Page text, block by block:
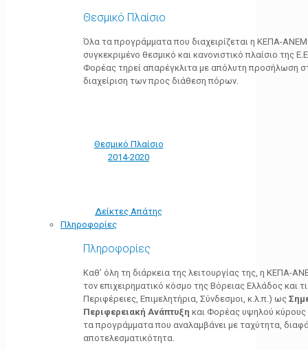
Θεσμικό Πλαίσιο
Όλα τα προγράμματα που διαχειρίζεται η ΚΕΠΑ-
συγκεκριμένο θεσμικό και κανονιστικό πλαίσιο της
Φορέας τηρεί απαρέγκλιτα με απόλυτη προσήλωση
διαχείριση των προς διάθεση πόρων.
Θεσμικό Πλαίσιο
2014-2020
Δείκτες Απάτης
Πληροφορίες
Πληροφορίες
Καθ’ όλη τη διάρκεια της λειτουργίας της, η ΚΕΠΑ-
τον επιχειρηματικό κόσμο της Βόρειας Ελλάδος και
Περιφέρειες, Επιμελητήρια, Σύνδεσμοι, κ.λ.π.) ως
Περιφερειακή Ανάπτυξη και Φορέας υψηλού κύρους
τα προγράμματα που αναλαμβάνει με ταχύτητα,
αποτελεσματικότητα.